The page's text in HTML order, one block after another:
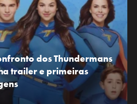
dos Thundermans
trailer e primeiras